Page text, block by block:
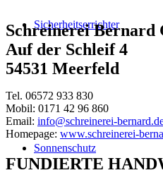
Sicherheitserrichter
Sonnenschutz
Schreinerei Bernard
Auf der Schleif 4
54531 Meerfeld
Tel. 06572 933 830
Mobil: 0171 42 96 860
Email: info@schreinerei-
Homepage: www.schreinerei-
FUNDIERTE